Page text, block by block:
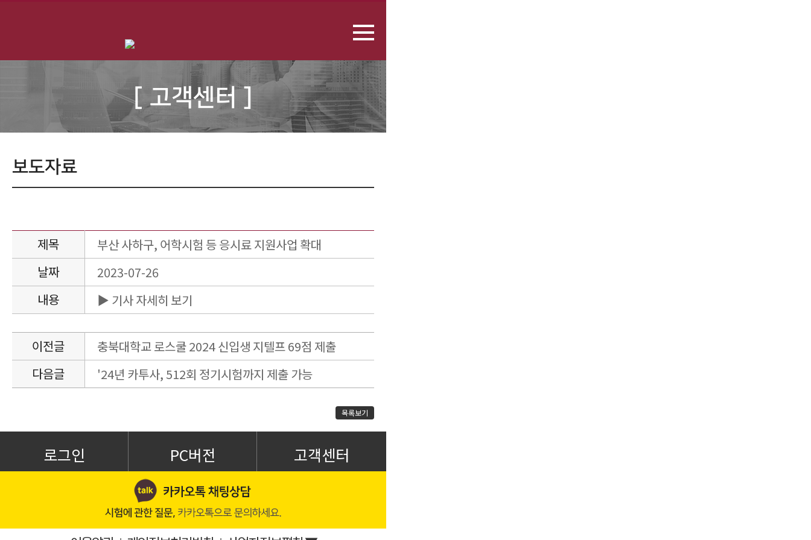
[ 고객센터 ]
보도자료
제목
부산 사하구, 어학시험 등 응시료 지원사업 확대
날짜
2023-07-26
내용
▶ 기사 자세히 보기
이전글
충북대학교 로스쿨 2024 신입생 지텔프 69점 제출
다음글
'24년 카투사, 512회 정기시험까지 제출 가능
목록보기
로그인 PC버전 고객센터